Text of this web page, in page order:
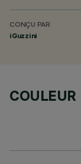
CONÇU PAR
iGuzzini
COULEUR